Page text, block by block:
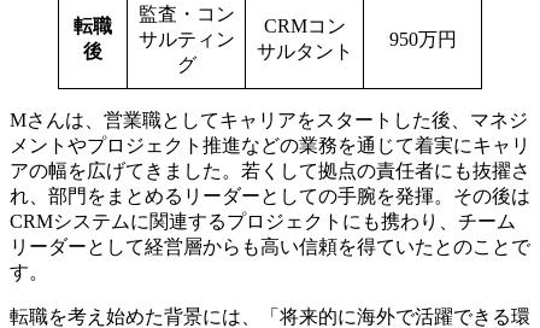
転職
後
監査・コン
サルティン
グ
CRMコン
サルタント
950万円
Mさんは、営業職としてキャリアをスタートした後、マネジ
メントやプロジェクト推進などの業務を通じて着実にキャリ
アの幅を広げてきました。若くして拠点の責任者にも抜擢さ
れ、部門をまとめるリーダーとしての手腕を発揮。その後は
CRMシステムに関連するプロジェクトにも携わり、チーム
リーダーとして経営層からも高い信頼を得ていたとのことで
す。
転職を考え始めた背景には、「将来的に海外で活躍できる環